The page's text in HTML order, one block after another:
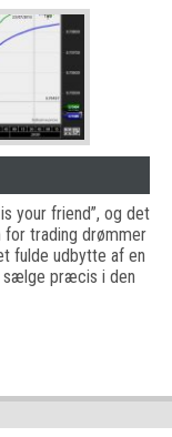
your friend”, og det
for trading drømmer
fulde udbytte af en
sælge præcis i den